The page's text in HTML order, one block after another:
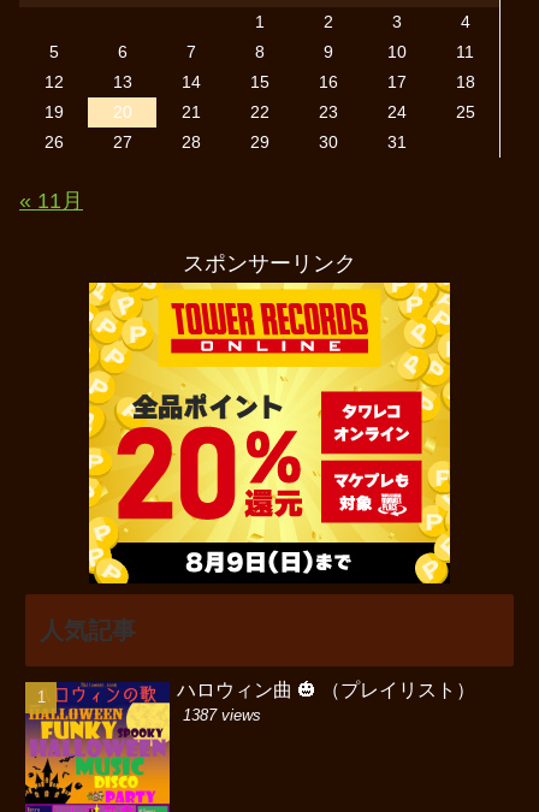
1
2 3
4
5
6 7 8 9 10
11
12
13 14 15 16 17
18
19
20 21 22 23 24
25
26
27 28 29 30 31
« 11月
スポンサーリンク
人気記事
ハロウィン曲 🎃 （プレイリスト）
1387 views